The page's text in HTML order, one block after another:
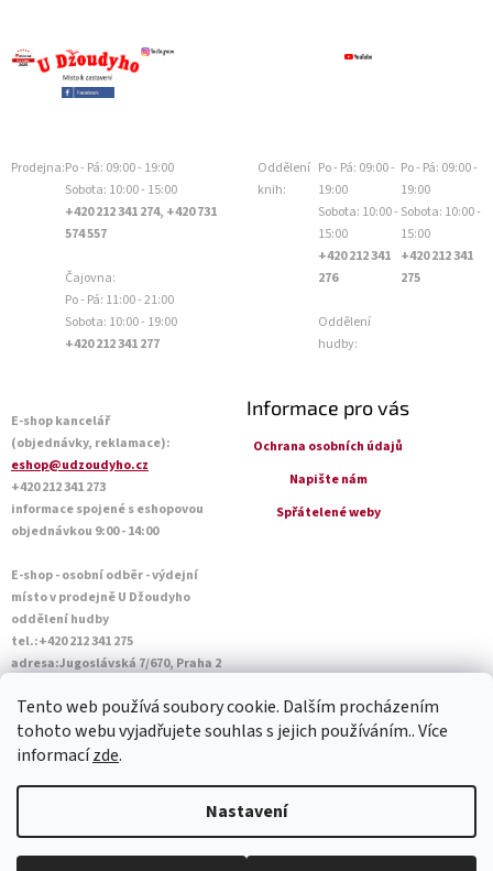
Tento web používá soubory cookie. Dalším procházením
tohoto webu vyjadřujete souhlas s jejich používáním.. Více
informacízde.
Nastavení
Prodejna:Po - Pá: 09:00 - 19:00
Sobota: 10:00 - 15:00
+420 212 341 274, +420 731
574 557
Čajovna:
Po - Pá: 11:00 - 21:00
Sobota: 10:00 - 19:00
+420 212 341 277
Oddělení
knih:
Po - Pá: 09:00 -
19:00
Sobota: 10:00 -
15:00
+420 212 341
276
Oddělení
hudby:
Po - Pá: 09:00 -
19:00
Sobota: 10:00 -
15:00
+420 212 341
275
E-shop kancelář
(objednávky, reklamace):
eshop@udzoudyho.cz
+420 212 341 273
informace spojené s eshopovou
objednávkou 9:00 - 14:00
E-shop - osobní odběr - výdejní
místo v prodejně U Džoudyho
oddělení hudby
tel.:+420 212 341 275
adresa:Jugoslávská 7/670, Praha 2
Sobota: 10:00 - 14:45
Informace pro vás
Ochrana osobních údajů
Napište nám
Spřátelené weby
Copyright 2026U Džoudyho. Všechna práva vyhrazena.